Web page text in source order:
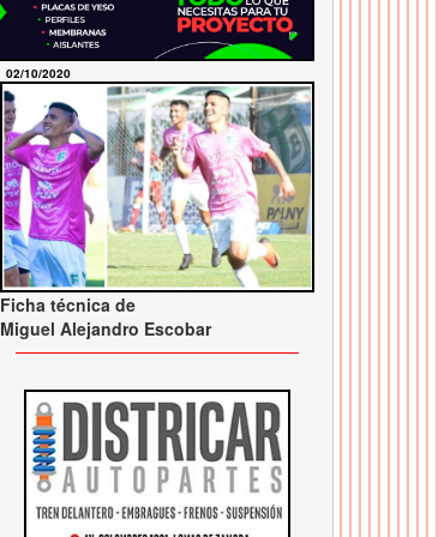
02/10/2020
Ficha técnica de
Miguel Alejandro Escobar